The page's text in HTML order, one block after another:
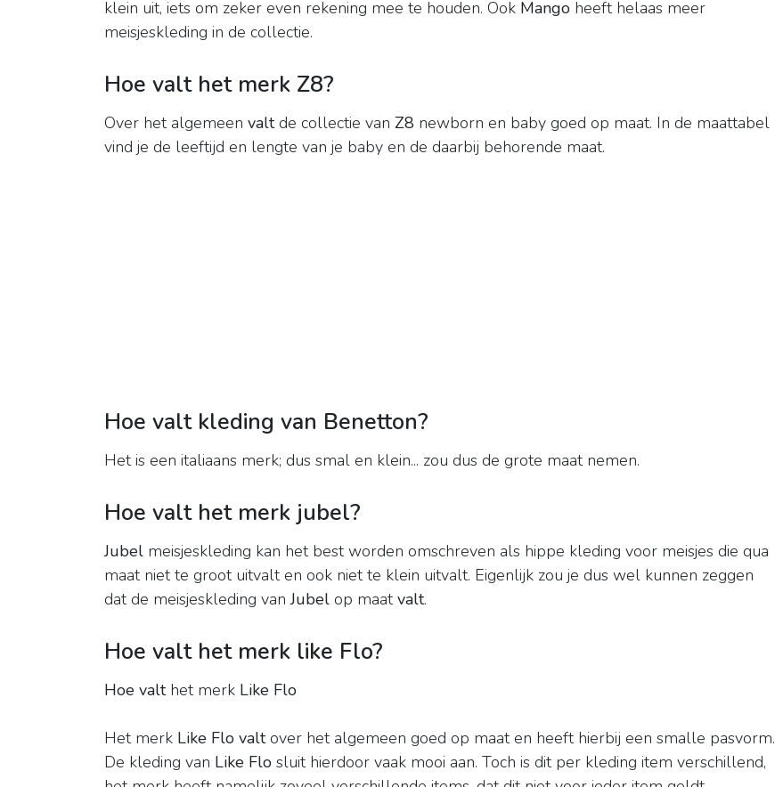
klein uit, iets om zeker even rekening mee te houden. Ook Mango heeft helaas meer
meisjeskleding in de collectie.
Hoe valt het merk Z8?
Over het algemeen valtde collectie van Z8 newborn en baby goed op maat. In de maattabel
vind je de leeftijd en lengte van je baby en de daarbij behorende maat.
Hoe valt kleding van Benetton?
Het is een italiaans merk; dus smal en klein... zou dus de grote maat nemen.
Hoe valt het merk jubel?
Jubel meisjeskleding kan het best worden omschreven als hippe kleding voor meisjes die qua
maat niet te groot uitvalt en ook niet te klein uitvalt. Eigenlijk zou je dus wel kunnen zeggen
dat de meisjeskleding vanJubel op maatvalt.
Hoe valt het merk like Flo?
Hoe valthet merk Like Flo
Het merk Like Flo valtover het algemeen goed op maat en heeft hierbij een smalle pasvorm.
De kleding van Like Flo sluit hierdoor vaak mooi aan. Toch is dit per kleding item verschillend,